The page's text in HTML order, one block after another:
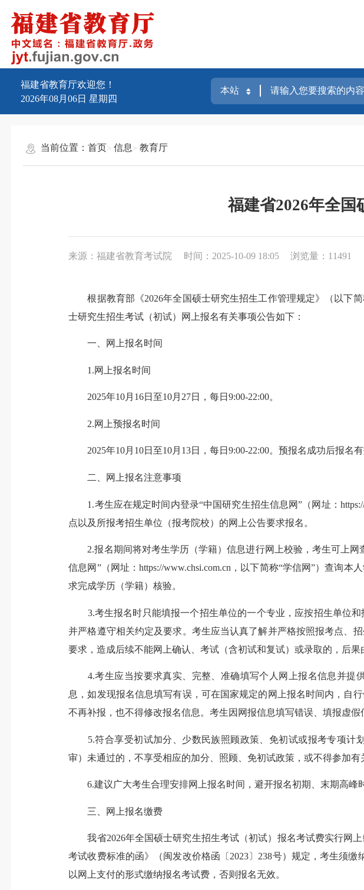
福建省教育厅欢迎您！
2026年08月06日 星期四
当前位置：首页 信息 教育厅
福建省2026年全国
来源：福建省教育考试院 时间：2025-10-09 18:05 浏览量：11491
根据教育部《2026年全国硕士研究生招生工作管理规定》（以下简
士研究生招生考试（初试）网上报名有关事项公告如下：
一、网上报名时间
1.网上报名时间
2025年10月16日至10月27日，每日9:00-22:00。
2.网上预报名时间
2025年10月10日至10月13日，每日9:00-22:00。预报名成功后报名有
二、网上报名注意事项
1.考生应在规定时间内登录“中国研究生招生信息网”（网址：
点以及所报考招生单位（报考院校）的网上公告要求报名。
2.报名期间将对考生学历（学籍）信息进行网上校验，考生可上网
信息网”（网址：https://www.chsi.com.cn，以下简称“学信网”）查询
求完成学历（学籍）核验。
3.考生报名时只能填报一个招生单位的一个专业，应按招生单位和
并严格遵守相关约定及要求。考生应当认真了解并严格按照报考点、
要求，造成后续不能网上确认、考试（含初试和复试）或录取的，后果
4.考生应当按要求真实、完整、准确填写个人网上报名信息并提
息，如发现报名信息填写有误，可在国家规定的网上报名时间内，自
不再补报，也不得修改报名信息。考生因网报信息填写错误、填报虚
5.符合享受初试加分、少数民族照顾政策、免初试或报考专项计
审）未通过的，不享受相应的加分、照顾、免初试政策，或不得参加有
6.建议广大考生合理安排网上报名时间，避开报名初期、末期高峰
三、网上报名缴费
我省2026年全国硕士研究生招生考试（初试）报名考试费实行网
考试收费标准的函》（闽发改价格函〔2023〕238号）规定，考生须
以网上支付的形式缴纳报名考试费，否则报名无效。